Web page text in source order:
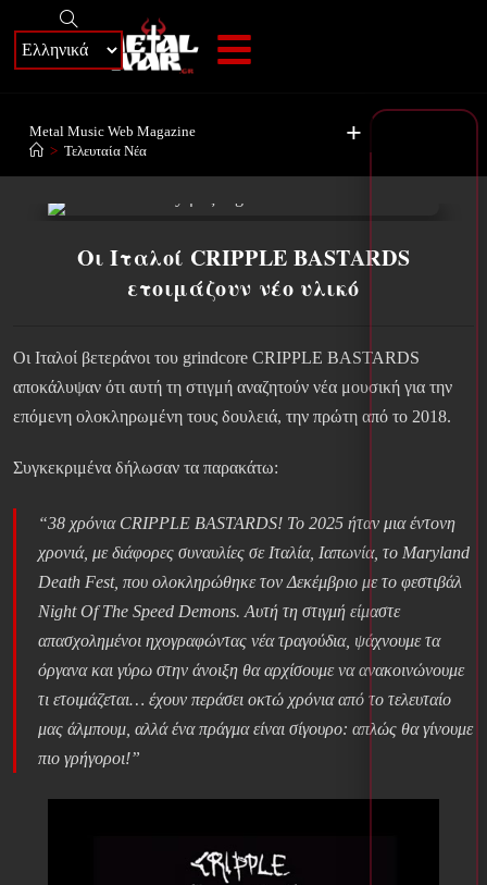
+
Metal Music Web Magazine
> Τελευταία Νέα
Οι Ιταλοί CRIPPLE BASTARDS
ετοιμάζουν νέο υλικό
Οι Ιταλοί βετεράνοι του grindcore CRIPPLE BASTARDS
αποκάλυψαν ότι αυτή τη στιγμή αναζητούν νέα μουσική για την
επόμενη ολοκληρωμένη τους δουλειά, την πρώτη από το 2018.
Συγκεκριμένα δήλωσαν τα παρακάτω:
“38 χρόνια CRIPPLE BASTARDS! Το 2025 ήταν μια έντονη
χρονιά, με διάφορες συναυλίες σε Ιταλία, Ιαπωνία, το Maryland
Death Fest, που ολοκληρώθηκε τον Δεκέμβριο με το φεστιβάλ
Night Of The Speed ​​Demons. Αυτή τη στιγμή είμαστε
απασχολημένοι ηχογραφώντας νέα τραγούδια, ψάχνουμε τα
όργανα και γύρω στην άνοιξη θα αρχίσουμε να ανακοινώνουμε
τι ετοιμάζεται… έχουν περάσει οκτώ χρόνια από το τελευταίο
μας άλμπουμ, αλλά ένα πράγμα είναι σίγουρο: απλώς θα γίνουμε
πιο γρήγοροι!”